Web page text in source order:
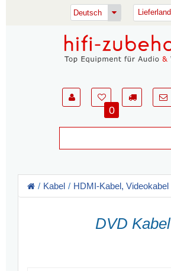
Deutsch
0
Kabel HDMI-Kabel, Videokabel
DVD Kabel